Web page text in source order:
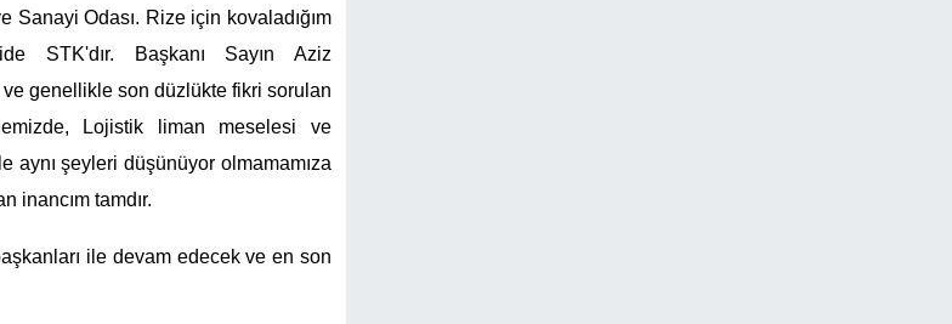
Odası. Rize için kovaladığım
STK'dır. Başkanı Sayın Aziz
genellikle son düzlükte fikri sorulan
Lojistik liman meselesi ve
aynı şeyleri düşünüyor olmamamıza
inancım tamdır.
ile devam edecek ve en son